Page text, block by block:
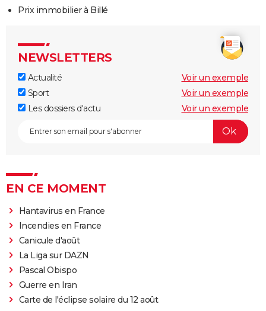
Prix immobilier à Billé
NEWSLETTERS
Actualité
Voir un exemple
Sport
Voir un exemple
Les dossiers d'actu
Voir un exemple
EN CE MOMENT
Hantavirus en France
Incendies en France
Canicule d'août
La Liga sur DAZN
Pascal Obispo
Guerre en Iran
Carte de l'éclipse solaire du 12 août